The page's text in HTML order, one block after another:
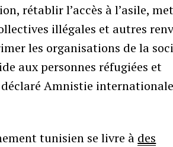
rétablir l’accès à l’asile,
illégales et autres
les organisations de la
aux personnes réfugiées et
déclaré Amnistie
tunisien se livre à des